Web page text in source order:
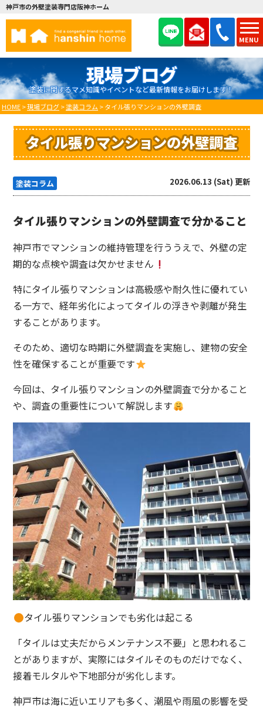
MENU
神戸市の外壁塗装専門店阪神ホーム
現場ブログ
塗装に関するマメ知識やイベントなど最新情報をお届けします！
HOME>現場ブログ>塗装コラム >タイル張りマンションの外壁調査
タイル張りマンションの外壁調査
塗装コラム 2026.06.13 (Sat) 更新
タイル張りマンションの外壁調査で分かること
神戸市でマンションの維持管理を行ううえで、外壁の定
期的な点検や調査は欠かせません
特にタイル張りマンションは高級感や耐久性に優れてい
る一方で、経年劣化によってタイルの浮きや剥離が発生
することがあります。
そのため、適切な時期に外壁調査を実施し、建物の安全
性を確保することが重要です
今回は、タイル張りマンションの外壁調査で分かること
や、調査の重要性について解説します
タイル張りマンションでも劣化は起こる
「タイルは丈夫だからメンテナンス不要」と思われるこ
とがありますが、実際にはタイルそのものだけでなく、
接着モルタルや下地部分が劣化します。
神戸市は海に近いエリアも多く、潮風や雨風の影響を受